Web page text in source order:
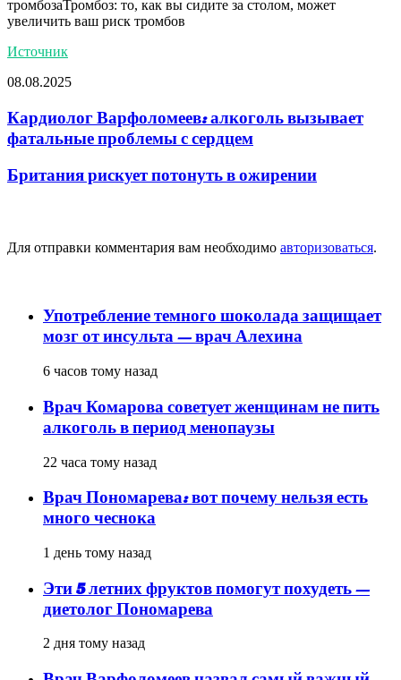
тромбозаТромбоз: то, как вы сидите за столом, может
увеличить ваш риск тромбов
Источник
08.08.2025
Кардиолог Варфоломеев: алкоголь вызывает
фатальные проблемы с сердцем
Британия рискует потонуть в ожирении
Для отправки комментария вам необходимо авторизоваться.
Употребление темного шоколада защищает
мозг от инсульта — врач Алехина
6 часов тому назад
Врач Комарова советует женщинам не пить
алкоголь в период менопаузы
22 часа тому назад
Врач Пономарева: вот почему нельзя есть
много чеснока
1 день тому назад
Эти 5 летних фруктов помогут похудеть —
диетолог Пономарева
2 дня тому назад